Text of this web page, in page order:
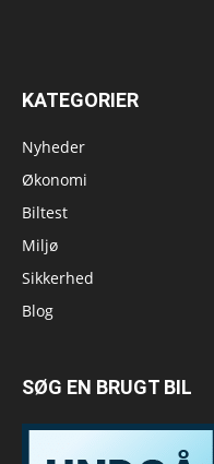
KATEGORIER
Nyheder
Økonomi
Biltest
Miljø
Sikkerhed
Blog
SØG EN BRUGT BIL